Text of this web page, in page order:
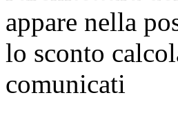
appare nella
lo sconto
comunicati